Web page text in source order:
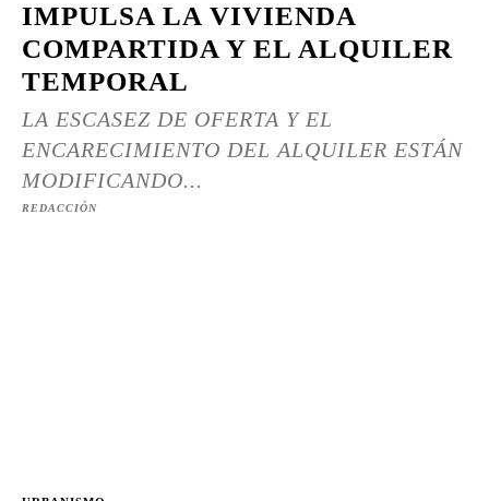
IMPULSA LA VIVIENDA
COMPARTIDA Y EL ALQUILER
TEMPORAL
LA ESCASEZ DE OFERTA Y EL
ENCARECIMIENTO DEL ALQUILER ESTÁN
MODIFICANDO...
REDACCIÓN